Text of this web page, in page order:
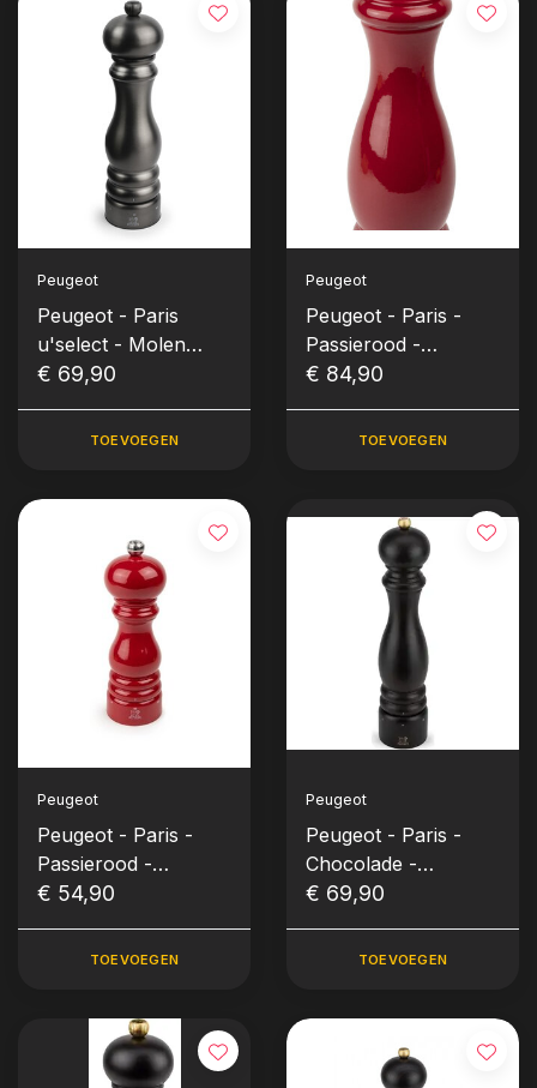
Peugeot
Peugeot - Paris
u'select - Molen
Zout (Grafiet / Hout)
€ 69,90
TOEVOEGEN
Peugeot
Peugeot - Paris -
Passierood -
Pepermolen (30 cm)
€ 84,90
TOEVOEGEN
Peugeot
Peugeot - Paris -
Passierood -
Pepermolen (18 cm)
€ 54,90
TOEVOEGEN
Peugeot
Peugeot - Paris -
Chocolade -
Zoutmolen (30 cm)
€ 69,90
TOEVOEGEN